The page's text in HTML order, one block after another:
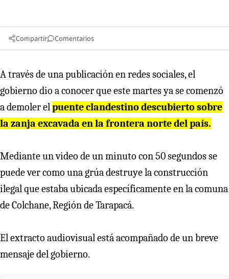
Compartir Comentarios
A través de una publicación en redes sociales, el
gobierno dio a conocer que este martes ya se comenzó
a demoler elpuente clandestino descubierto sobre
la zanja excavada en la frontera norte del país.
Mediante un video de un minuto con 50 segundos se
puede ver como una grúa destruye la construcción
ilegal que estaba ubicada específicamente en la comuna
de Colchane, Región de Tarapacá.
El extracto audiovisual está acompañado de un breve
mensaje del gobierno.